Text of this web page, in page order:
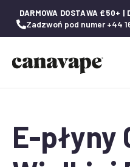
DARMOWA DOSTAWA £50+ |
Zadzwoń pod numer +44
E-płyny